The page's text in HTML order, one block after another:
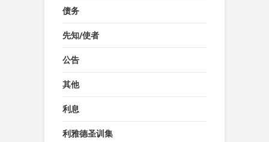
债务
先知/使者
公告
其他
利息
利雅德圣训集